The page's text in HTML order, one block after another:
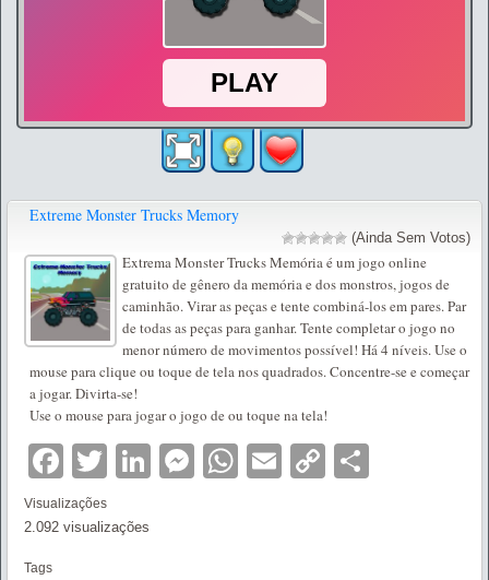
Extreme Monster Trucks Memory
(Ainda Sem Votos)
Extrema Monster Trucks Memória é um jogo online
gratuito de gênero da memória e dos monstros, jogos de
caminhão. Virar as peças e tente combiná-los em pares. Par
de todas as peças para ganhar. Tente completar o jogo no
menor número de movimentos possível! Há 4 níveis. Use o
mouse para clique ou toque de tela nos quadrados. Concentre-se e começar
a jogar. Divirta-se!
Use o mouse para jogar o jogo de ou toque na tela!
Facebook
TwitterLinkedIn
Messenger
WhatsApp
EmailCopy
Visualizações
2.092 visualizações
Tags